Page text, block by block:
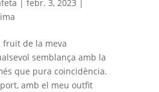
| febr. 3, 2023 |
fruit de la meva
semblança amb la
que pura coincidència.
amb el meu outfit